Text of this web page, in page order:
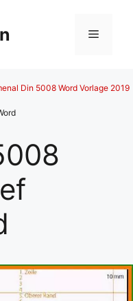
Menü
Din 5008 Word Vorlage 2019